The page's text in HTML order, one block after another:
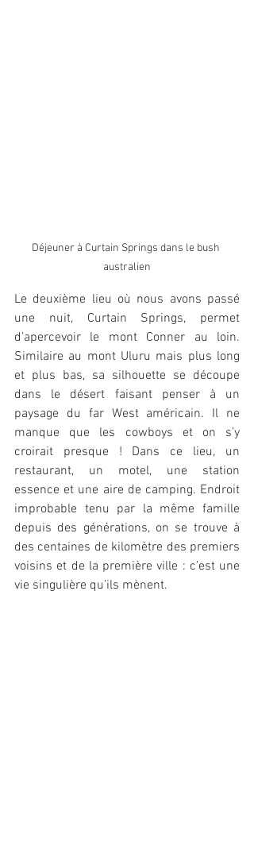
Déjeuner à Curtain Springs dans le bush
australien
Le deuxième lieu où nous avons passé
une nuit, Curtain Springs, permet
d’apercevoir le mont Conner au loin.
Similaire au mont Uluru mais plus long
et plus bas, sa silhouette se découpe
dans le désert faisant penser à un
paysage du far West américain. Il ne
manque que les cowboys et on s’y
croirait presque ! Dans ce lieu, un
restaurant, un motel, une station
essence et une aire de camping. Endroit
improbable tenu par la même famille
depuis des générations, on se trouve à
des centaines de kilomètre des premiers
voisins et de la première ville : c’est une
vie singulière qu’ils mènent.